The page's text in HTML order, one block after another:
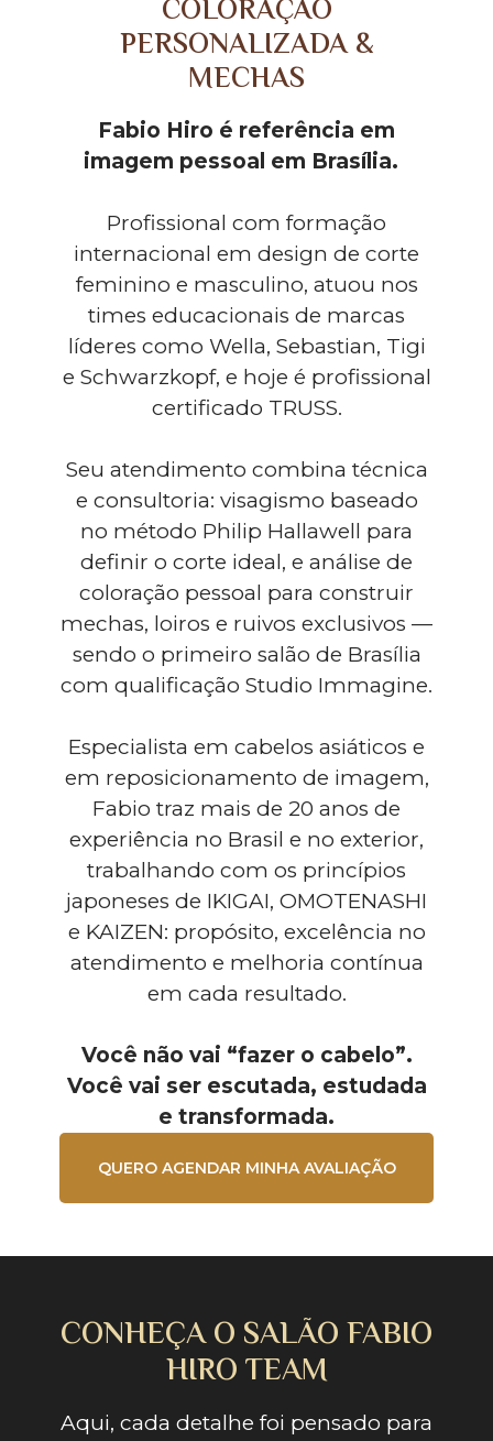
COLORAÇÃO
PERSONALIZADA &
MECHAS
Fabio Hiro é referência em
imagem pessoal em Brasília.
Profissional com formação
internacional em design de corte
feminino e masculino, atuou nos
times educacionais de marcas
líderes como Wella, Sebastian, Tigi
e Schwarzkopf, e hoje é profissional
certificado TRUSS.
Seu atendimento combina técnica
e consultoria: visagismo baseado
no método Philip Hallawell para
definir o corte ideal, e análise de
coloração pessoal para construir
mechas, loiros e ruivos exclusivos —
sendo o primeiro salão de Brasília
com qualificação Studio Immagine.
Especialista em cabelos asiáticos e
em reposicionamento de imagem,
Fabio traz mais de 20 anos de
experiência no Brasil e no exterior,
trabalhando com os princípios
japoneses de IKIGAI, OMOTENASHI
e KAIZEN: propósito, excelência no
atendimento e melhoria contínua
em cada resultado.
Você não vai “fazer o cabelo”.
Você vai ser escutada, estudada
e transformada.
QUERO AGENDAR MINHA AVALIAÇÃO
CONHEÇA O SALÃO FABIO
HIRO TEAM
Aqui, cada detalhe foi pensado para